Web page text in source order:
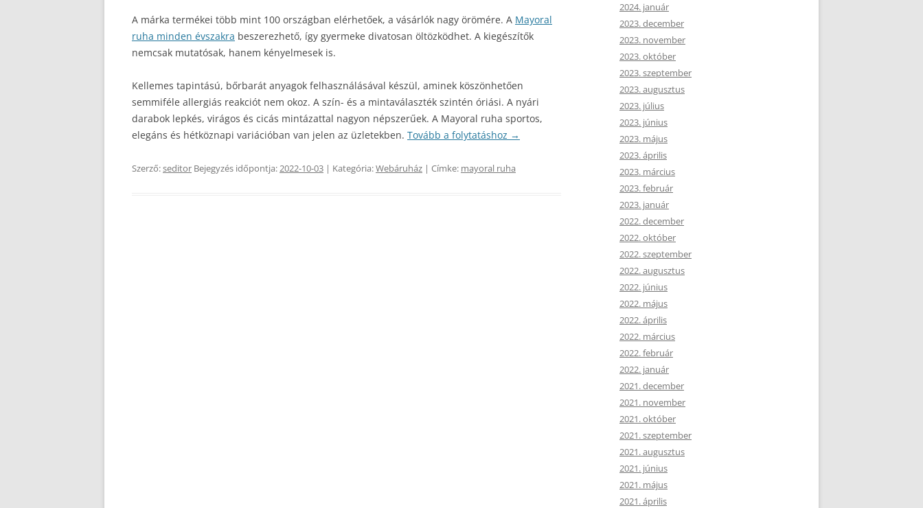
A márka termékei több mint 100 országban elérhetőek, a vásárlók nagy örömére. A Mayoral
ruha minden évszakra beszerezhető, így gyermeke divatosan öltözködhet. A kiegészítők
nemcsak mutatósak, hanem kényelmesek is.
Kellemes tapintású, bőrbarát anyagok felhasználásával készül, aminek köszönhetően
semmiféle allergiás reakciót nem okoz. A szín- és a mintaválaszték szintén óriási. A nyári
darabok lepkés, virágos és cicás mintázattal nagyon népszerűek. A Mayoral ruha sportos,
elegáns és hétköznapi variációban van jelen az üzletekben. Tovább a folytatáshoz →
Szerző:seditor Bejegyzés időpontja:2022-10-03 | Kategória:Webáruház | Címke: mayoral ruha
2024. január
2023. december
2023. november
2023. október
2023. szeptember
2023. augusztus
2023. július
2023. június
2023. május
2023. április
2023. március
2023. február
2023. január
2022. december
2022. október
2022. szeptember
2022. augusztus
2022. június
2022. május
2022. április
2022. március
2022. február
2022. január
2021. december
2021. november
2021. október
2021. szeptember
2021. augusztus
2021. június
2021. május
2021. április